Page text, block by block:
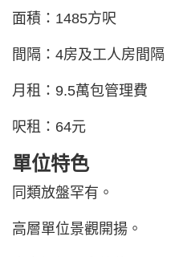
面積：1485方呎
間隔：4房及工人房間隔
月租：9.5萬包管理費
呎租：64元
單位特色
同類放盤罕有。
高層單位景觀開揚。